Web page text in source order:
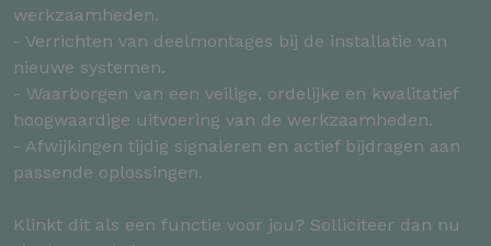
werkzaamheden.
- Verrichten van deelmontages bij de installatie van
nieuwe systemen.
- Waarborgen van een veilige, ordelijke en kwalitatief
hoogwaardige uitvoering van de werkzaamheden.
- Afwijkingen tijdig signaleren en actief bijdragen aan
passende oplossingen.
Klinkt dit als een functie voor jou? Solliciteer dan nu